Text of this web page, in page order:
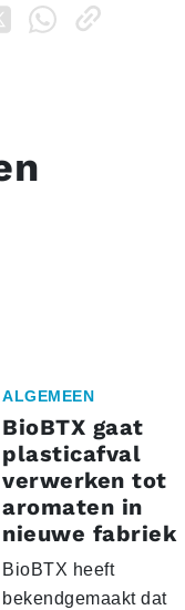
ALGEMEEN
BioBTX gaat
plasticafval
verwerken tot
aromaten in
nieuwe fabriek
BioBTX heeft
bekendgemaakt dat